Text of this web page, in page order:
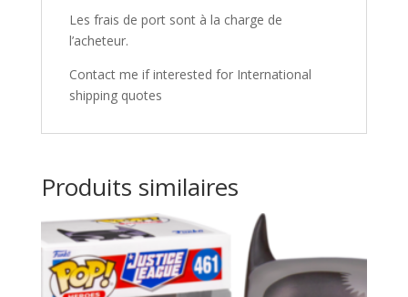
Les frais de port sont à la charge de
l’acheteur.
Contact me if interested for International
shipping quotes
Produits similaires